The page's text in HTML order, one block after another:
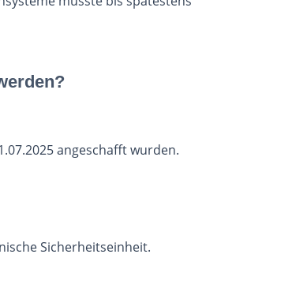
angeschafft wurden.
Sicherheitseinheit.